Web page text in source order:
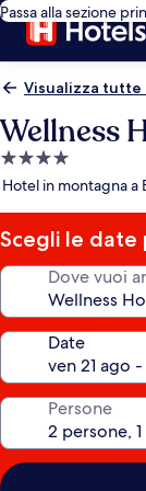
Passa alla sezione
Visualizza
Wellness
Struttura
a
stelle
Hotel in montagna a
Scegli le date
Dove vuoi
Date
Persone